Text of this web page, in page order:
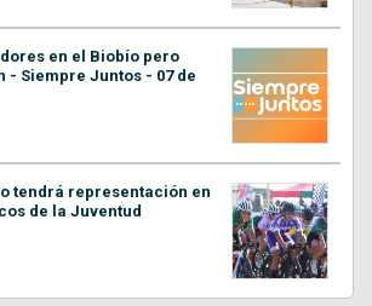
en el Biobío pero
- Siempre Juntos - 07 de
tendrá representación en
de la Juventud